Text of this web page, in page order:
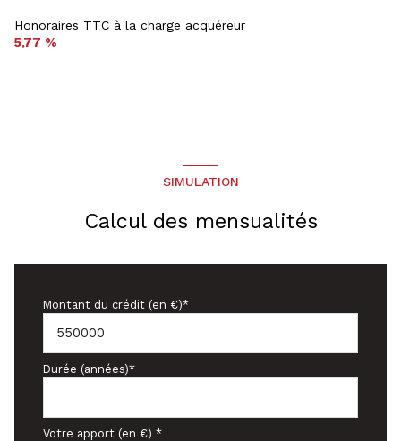
Honoraires TTC à la charge acquéreur
5,77 %
SIMULATION
Calcul des mensualités
Montant du crédit (en €)*
Durée (années)*
Votre apport (en €) *